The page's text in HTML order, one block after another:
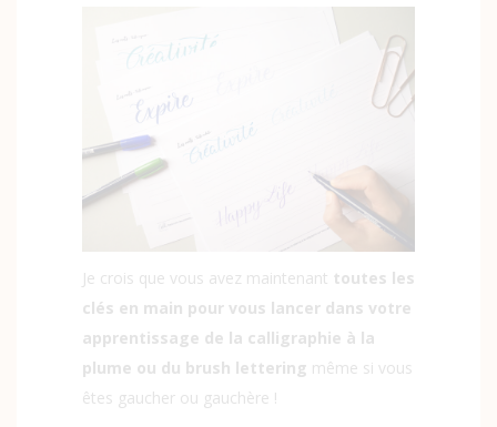
Je crois que vous avez maintenant toutes les
clés en main pour vous lancer dans votre
apprentissage de la calligraphie à la
plume ou du brush lettering même si vous
êtes gaucher ou gauchère !